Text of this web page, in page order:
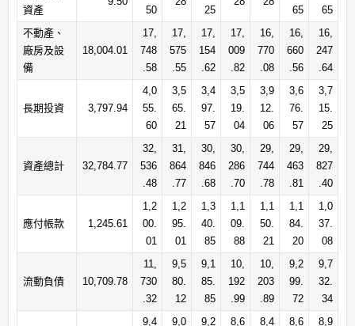
資產
50
25
65
65
不動產、
廠房及設
備
18,004.01
17,
748
.58
17,
575
.55
17,
154
.62
17,
009
.82
16,
770
.08
16,
660
.56
16,
247
.64
長期投資 3,797.94
4,0
55.
60
3,5
65.
21
3,4
97.
57
3,5
19.
04
3,9
12.
06
3,6
76.
57
3,7
15.
25
資產總計 32,784.77
32,
536
.48
31,
864
.77
30,
846
.68
30,
286
.70
29,
744
.78
29,
463
.81
29,
827
.40
應付帳款 1,245.61
1,2
00.
01
1,2
95.
01
1,3
40.
85
1,1
09.
88
1,1
50.
21
1,1
84.
20
1,0
37.
08
流動負債 10,709.78
11,
730
.32
9,5
80.
12
9,1
85.
85
10,
192
.99
10,
203
.89
9,2
99.
72
9,7
32.
34
9,4
9,0 9,2 8,6 8,4 8,6 8,9